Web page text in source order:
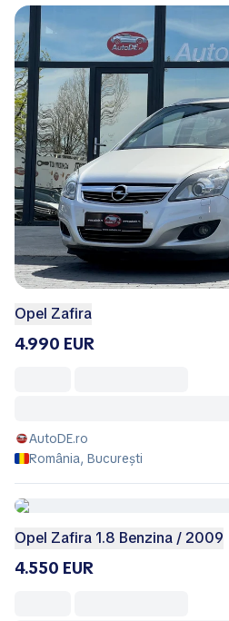
Opel Zafira
4.990 EUR
AutoDE.ro
România, București
Opel Zafira 1.8 Benzina / 2009
4.550 EUR